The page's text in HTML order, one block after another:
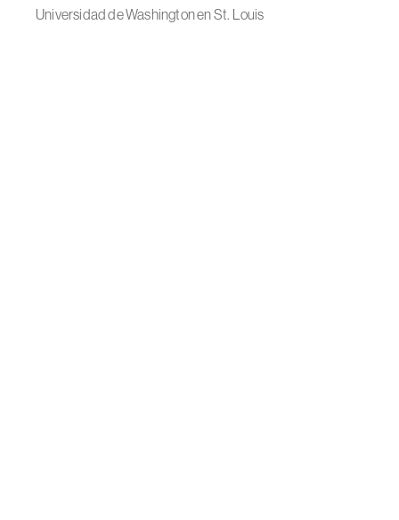
Universidad de Washington en St. Louis